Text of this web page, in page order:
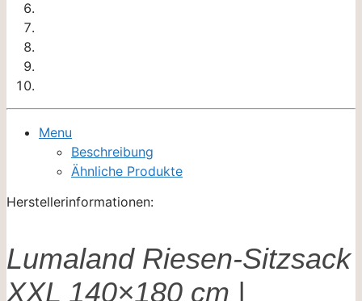
Menu
Beschreibung
Ähnliche Produkte
Herstellerinformationen:
Lumaland Riesen-Sitzsack
XXL 140×180 cm |